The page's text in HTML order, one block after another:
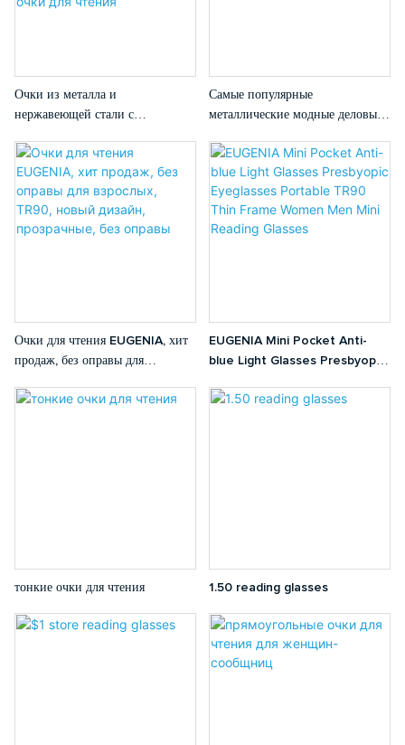
Очки из металла и
нержавеющей стали с
для очков, маленькие квадратные
очки для чтения
Самые популярные
металлические модные деловые
Очки для чтения EUGENIA, хит
продаж, без оправы для
прозрачные, без оправы
EUGENIA Mini Pocket Anti-
blue Light Glasses Presbyopic
Thin Frame Women Men Mini
тонкие очки для чтения 1.50 reading glasses